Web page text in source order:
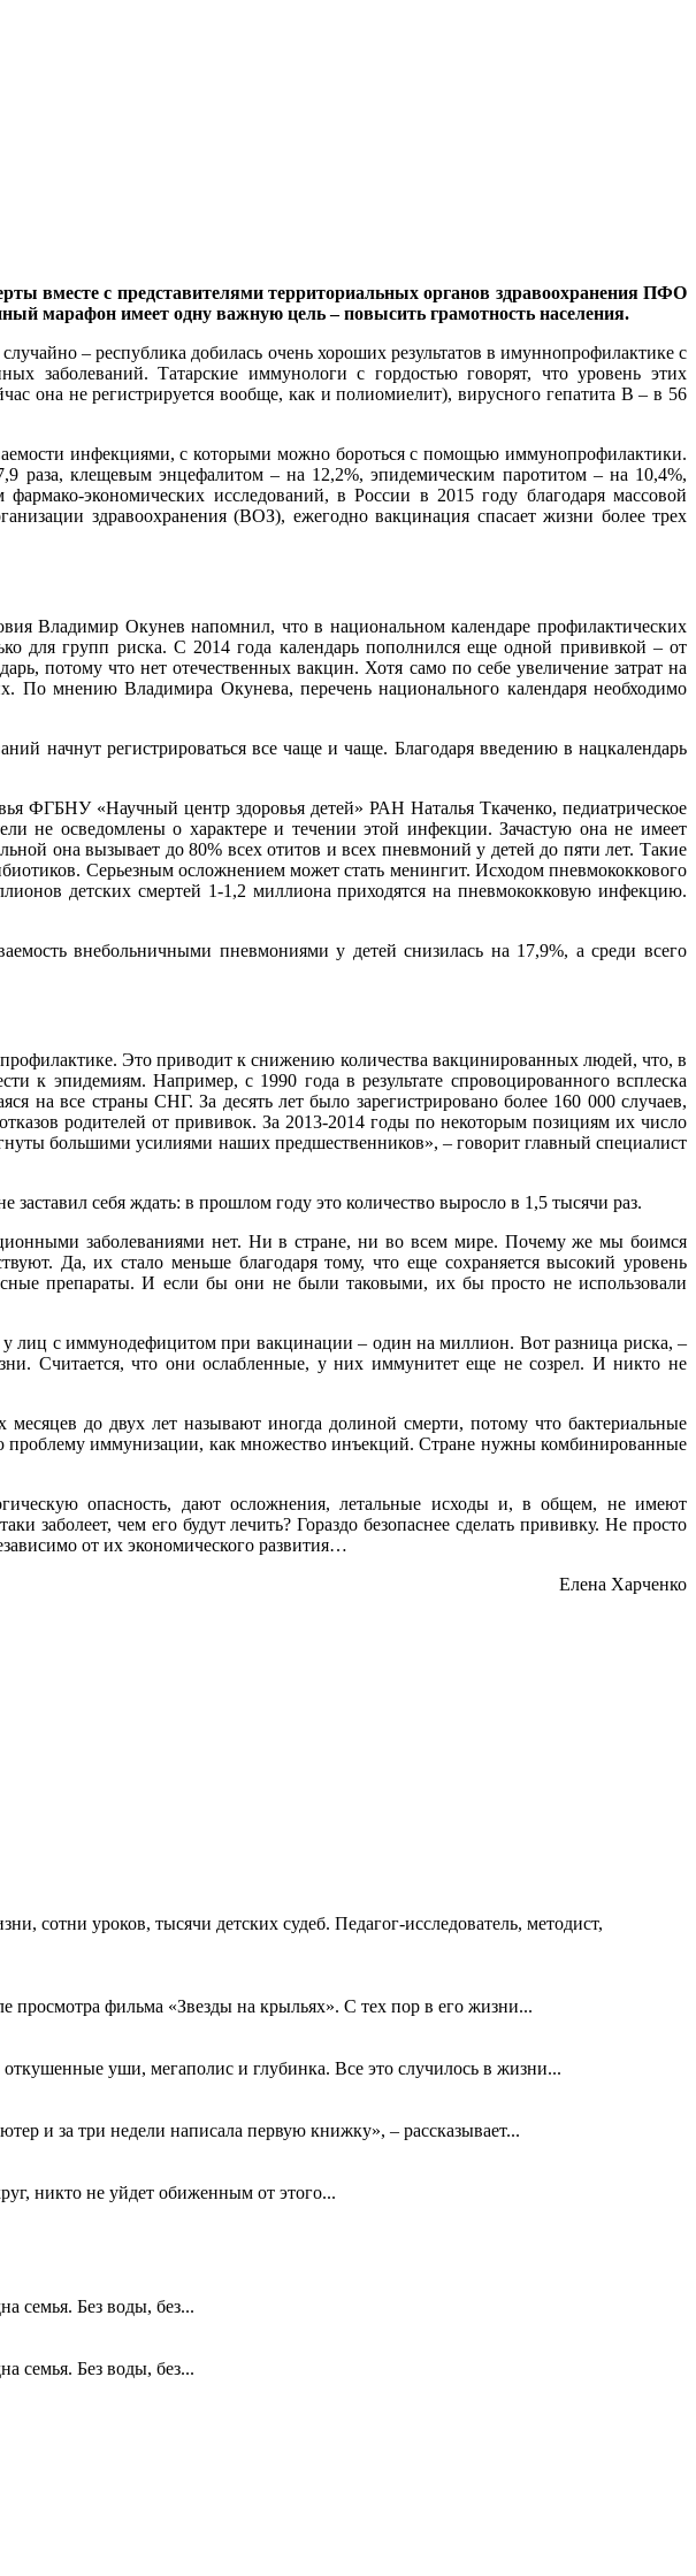
вместе с представителями территориальных органов здравоохранения ПФО
марафон имеет одну важную цель – повысить грамотность населения.
– республика добилась очень хороших результатов в имуннопрофилактике с
заболеваний. Татарские иммунологи с гордостью говорят, что уровень этих
она не регистрируется вообще, как и полиомиелит), вирусного гепатита В – в 56
инфекциями, с которыми можно бороться с помощью иммунопрофилактики.
раза, клещевым энцефалитом – на 12,2%, эпидемическим паротитом – на 10,4%,
экономических исследований, в России в 2015 году благодаря массовой
здравоохранения (ВОЗ), ежегодно вакцинация спасает жизни более трех
Владимир Окунев напомнил, что в национальном календаре профилактических
для групп риска. С 2014 года календарь пополнился еще одной прививкой – от
потому что нет отечественных вакцин. Хотя само по себе увеличение затрат на
По мнению Владимира Окунева, перечень национального календаря необходимо
начнут регистрироваться все чаще и чаще. Благодаря введению в нацкалендарь
ФГБНУ «Научный центр здоровья детей» РАН Наталья Ткаченко, педиатрическое
не осведомлены о характере и течении этой инфекции. Зачастую она не имеет
она вызывает до 80% всех отитов и всех пневмоний у детей до пяти лет. Такие
Серьезным осложнением может стать менингит. Исходом пневмококкового
детских смертей 1-1,2 миллиона приходятся на пневмококковую инфекцию.
внебольничными пневмониями у детей снизилась на 17,9%, а среди всего
Это приводит к снижению количества вакцинированных людей, что, в
к эпидемиям. Например, с 1990 года в результате спровоцированного всплеска
на все страны СНГ. За десять лет было зарегистрировано более 160 000 случаев,
родителей от прививок. За 2013-2014 годы по некоторым позициям их число
большими усилиями наших предшественников», – говорит главный специалист
себя ждать: в прошлом году это количество выросло в 1,5 тысячи раз.
заболеваниями нет. Ни в стране, ни во всем мире. Почему же мы боимся
Да, их стало меньше благодаря тому, что еще сохраняется высокий уровень
препараты. И если бы они не были таковыми, их бы просто не использовали
лиц с иммунодефицитом при вакцинации – один на миллион. Вот разница риска, –
Считается, что они ослабленные, у них иммунитет еще не созрел. И никто не
до двух лет называют иногда долиной смерти, потому что бактериальные
проблему иммунизации, как множество инъекций. Стране нужны комбинированные
опасность, дают осложнения, летальные исходы и, в общем, не имеют
заболеет, чем его будут лечить? Гораздо безопаснее сделать прививку. Не просто
от их экономического развития…
Елена Харченко
сотни уроков, тысячи детских судеб. Педагог-исследователь, методист,
просмотра фильма «Звезды на крыльях». С тех пор в его жизни...
уши, мегаполис и глубинка. Все это случилось в жизни...
и за три недели написала первую книжку», – рассказывает...
никто не уйдет обиженным от этого...
семья. Без воды, без...
семья. Без воды, без...